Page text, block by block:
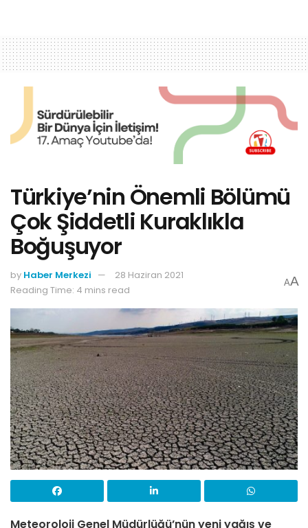
Türkiye’nin Önemli Bölümü
Çok Şiddetli Kuraklıkla
Boğuşuyor
by Haber Merkezi
28 Haziran 2021
Reading Time: 4 mins read
AA
Meteoroloji Genel Müdürlüğü’nün yeni yağış ve